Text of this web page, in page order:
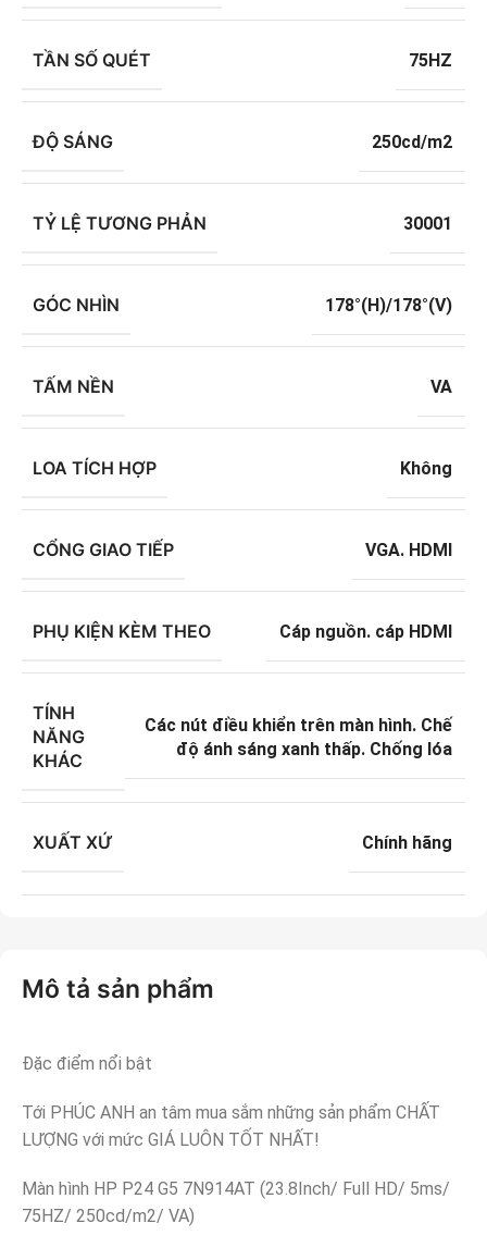
Mô tả sản phẩm
Đặc điểm nổi bật
Tới PHÚC ANH an tâm mua sắm những sản phẩm CHẤT
LƯỢNG với mức GIÁ LUÔN TỐT NHẤT!
Màn hình HP P24 G5 7N914AT (23.8Inch/ Full HD/ 5ms/
75HZ/ 250cd/m2/ VA)
TẦN SỐ QUÉT 75HZ
ĐỘ SÁNG 250cd/m2
TỶ LỆ TƯƠNG PHẢN 30001
GÓC NHÌN 178°(H)/178°(V)
TẤM NỀN VA
LOA TÍCH HỢP Không
CỔNG GIAO TIẾP VGA. HDMI
PHỤ KIỆN KÈM THEO Cáp nguồn. cáp HDMI
TÍNH
NĂNG
KHÁC
Các nút điều khiển trên màn hình. Chế
độ ánh sáng xanh thấp. Chống lóa
XUẤT XỨ Chính hãng